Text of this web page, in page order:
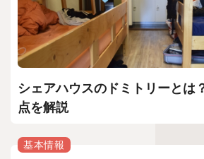
シェアハウスのドミトリーとは
点を解説
基本情報